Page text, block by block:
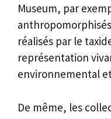
Museum, par
réalisés par le
représentation
environnemental
De même, les